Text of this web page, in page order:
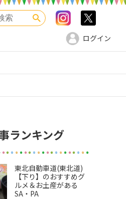
検索 Instagram
ログイン
ランキング
東北自動車道(東北道)
【下り】のおすすめグ
ルメ＆お土産がある
SA・PA